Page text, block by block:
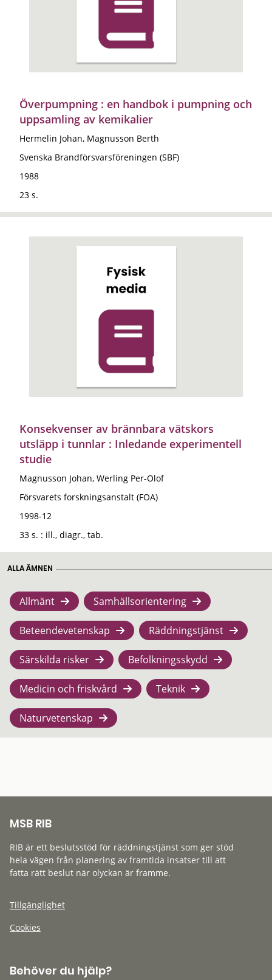
Överpumpning : en handbok i pumpning och
uppsamling av kemikalier
Hermelin Johan, Magnusson Berth
Svenska Brandförsvarsföreningen (SBF)
1988
23 s.
Konsekvenser av brännbara vätskors
utsläpp i tunnlar : Inledande experimentell
studie
Magnusson Johan, Werling Per-Olof
Försvarets forskningsanstalt (FOA)
1998-12
33 s. : ill., diagr., tab.
ALLA ÄMNEN
Allmänt Samhällsorientering
Beteendevetenskap Räddningstjänst
Särskilda risker Befolkningsskydd
Medicin och friskvård Teknik
Naturvetenskap
MSB RIB
RIB är ett beslutsstöd för räddningstjänst som ger stöd
hela vägen från planering av framtida insatser till att
fatta rätt beslut när olyckan är framme.
Tillgänglighet
Cookies
Behöver du hjälp?